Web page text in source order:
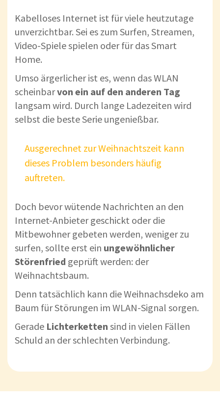
Kabelloses Internet ist für viele heutzutage
unverzichtbar. Sei es zum Surfen, Streamen,
Video-Spiele spielen oder für das Smart
Home.
Umso ärgerlicher ist es, wenn das WLAN
scheinbarvon ein auf den anderen Tag
langsam wird. Durch lange Ladezeiten wird
selbst die beste Serie ungenießbar.
Ausgerechnet zur Weihnachtszeit kann
dieses Problem besonders häufig
auftreten.
Doch bevor wütende Nachrichten an den
Internet-Anbieter geschickt oder die
Mitbewohner gebeten werden, weniger zu
surfen, sollte erst ein ungewöhnlicher
Störenfried geprüft werden: der
Weihnachtsbaum.
Denn tatsächlich kann die Weihnachsdeko am
Baum für Störungen im WLAN-Signal sorgen.
Gerade Lichterketten sind in vielen Fällen
Schuld an der schlechten Verbindung.